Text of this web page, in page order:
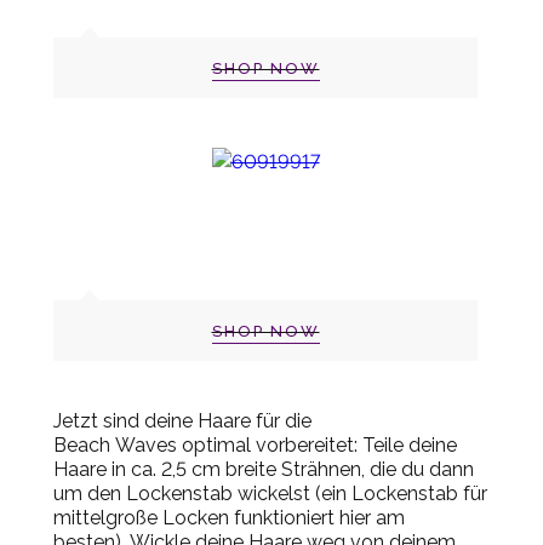
SHOP NOW
SHOP NOW
Jetzt sind deine Haare für die
Beach Waves optimal vorbereitet: Teile deine
Haare in ca. 2,5 cm breite Strähnen, die du dann
um den Lockenstab wickelst (ein Lockenstab für
mittelgroße Locken funktioniert hier am